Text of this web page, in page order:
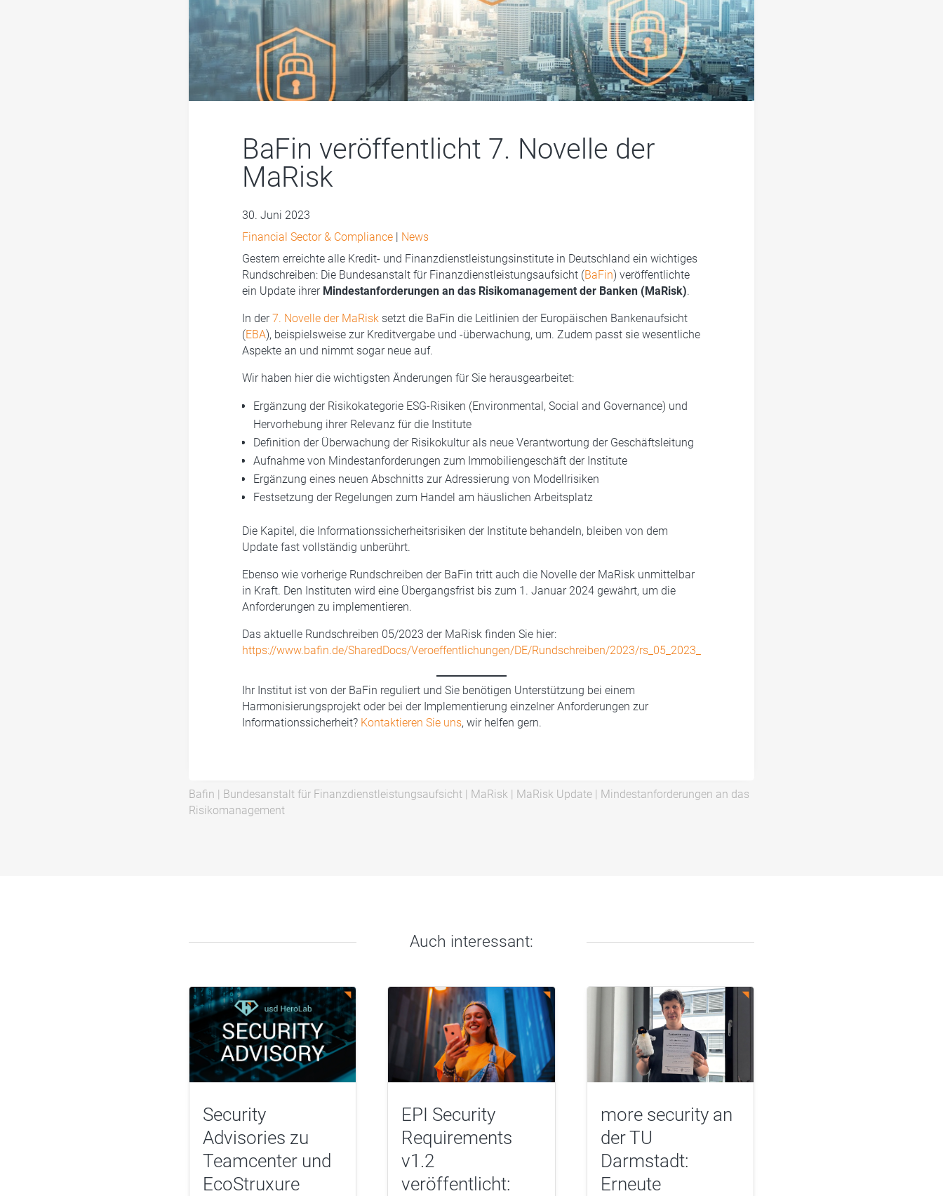
BaFin veröffentlicht 7. Novelle der
MaRisk
30. Juni 2023
Financial Sector & Compliance|
News
Gestern erreichte alle Kredit- und Finanzdienstleistungsinstitute in Deutschland ein wichtiges
Rundschreiben: Die Bundesanstalt für Finanzdienstleistungsaufsicht (BaFin) veröffentlichte
ein Update ihrer Mindestanforderungen an das Risikomanagement der Banken (MaRisk).
In der7. Novelle der MaRisksetzt die BaFin die Leitlinien der Europäischen Bankenaufsicht
(EBA), beispielsweise zur Kreditvergabe und -überwachung, um. Zudem passt sie wesentliche
Aspekte an und nimmt sogar neue auf.
Wir haben hier die wichtigsten Änderungen für Sie herausgearbeitet:
Ergänzung der Risikokategorie ESG-Risiken (Environmental, Social and Governance) und
Hervorhebung ihrer Relevanz für die Institute
Definition der Überwachung der Risikokultur als neue Verantwortung der Geschäftsleitung
Aufnahme von Mindestanforderungen zum Immobiliengeschäft der Institute
Ergänzung eines neuen Abschnitts zur Adressierung von Modellrisiken
Festsetzung der Regelungen zum Handel am häuslichen Arbeitsplatz
Die Kapitel, die Informationssicherheitsrisiken der Institute behandeln, bleiben von dem
Update fast vollständig unberührt.
Ebenso wie vorherige Rundschreiben der BaFin tritt auch die Novelle der MaRisk unmittelbar
in Kraft. Den Instituten wird eine Übergangsfrist bis zum 1. Januar 2024 gewährt, um die
Anforderungen zu implementieren.
Das aktuelle Rundschreiben 05/2023 der MaRisk finden Sie hier:
https://www.bafin.de/SharedDocs/Veroeffentlichungen/DE/Rundschreiben/2023/rs_05_2023_MaRisk_BA.html
Ihr Institut ist von der BaFin reguliert und Sie benötigen Unterstützung bei einem
Harmonisierungsprojekt oder bei der Implementierung einzelner Anforderungen zur
Informationssicherheit? Kontaktieren Sie uns, wir helfen gern.
Bafin Bundesanstalt für Finanzdienstleistungsaufsicht| MaRisk| MaRisk Update|
Mindestanforderungen an das
Risikomanagement
Auch interessant:
Security
Advisories zu
Teamcenter und
EcoStruxure
EPI Security
Requirements
v1.2
veröffentlicht:
more security an
der TU
Darmstadt:
Erneute